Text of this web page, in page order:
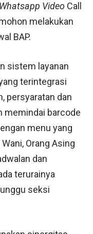
Whatsapp Video Call
melakukan
BAP.
sistem layanan
terintegrasi
persyaratan dan
memindai barcode
menu yang
Orang Asing
dan
terurainya
seksi